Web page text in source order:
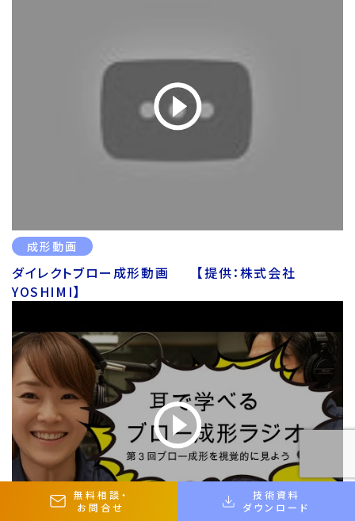
成形動画
ダイレクトブロー成形動画 【提供：株式会社
YOSHIMI】
無料相談 ・
お問合せ
技術資料
ダウンロード